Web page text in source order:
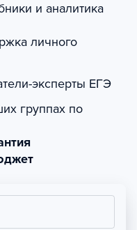
и аналитика
личного
эксперты ЕГЭ
группах по